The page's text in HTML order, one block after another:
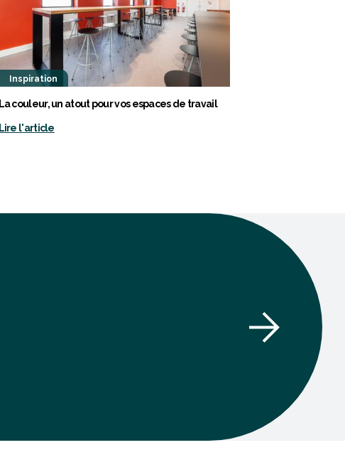
Inspiration
La couleur, un atout pour vos espaces de travail
Lire l'article